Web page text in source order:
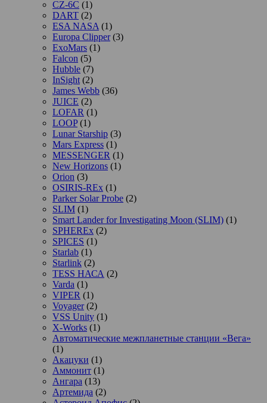
CZ-6C (1)
DART (2)
ESA NASA (1)
Europa Clipper(3)
ExoMars (1)
Falcon (5)
Hubble (7)
InSight (2)
James Webb (36)
JUICE (2)
LOFAR (1)
LOOP(1)
Lunar Starship (3)
Mars Express (1)
MESSENGER (1)
New Horizons (1)
Orion (3)
OSIRIS-REx (1)
Parker Solar Probe (2)
SLIM (1)
Smart Lander for Investigating Moon (SLIM) (1)
SPHEREx (2)
SPICES (1)
Starlab (1)
Starlink (2)
TESS НАСА (2)
Varda (1)
VIPER (1)
Voyager(2)
VSS Unity (1)
X-Works (1)
Автоматические межпланетные станции «Вега»
(1)
Акацуки (1)
Аммонит (1)
Ангара (13)
Артемида (2)